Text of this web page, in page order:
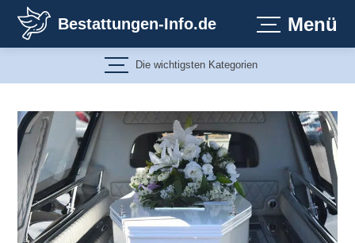
Inhalt
springen
Bestattungen-Info.de Menü
Die wichtigsten Kategorien